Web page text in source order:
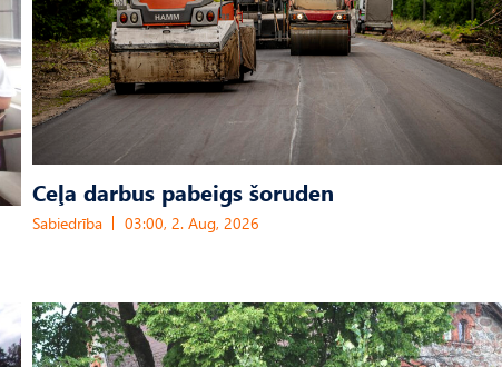
Ceļa darbus pabeigs šoruden
Sabiedrība 03:00, 2. Aug, 2026